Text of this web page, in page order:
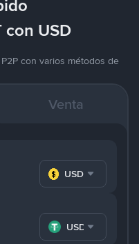
con USD
con varios métodos de
Venta
USD
USDT